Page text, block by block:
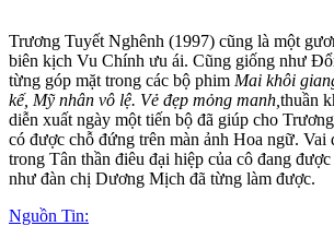
Trương Tuyết Nghênh (1997) cũng là một
biên kịch Vu Chính ưu ái. Cũng giống như
từng góp mặt trong các bộ phim Mai khôi
kế, Mỹ nhân vô lệ. Vẻ đẹp mỏng manh, thuần
diễn xuất ngày một tiến bộ đã giúp cho
có được chỗ đứng trên màn ảnh Hoa ngữ. Vai
trong Tân thần điêu đại hiệp của cô đang
như đàn chị Dương Mịch đã từng làm được.
Nguồn Tin: